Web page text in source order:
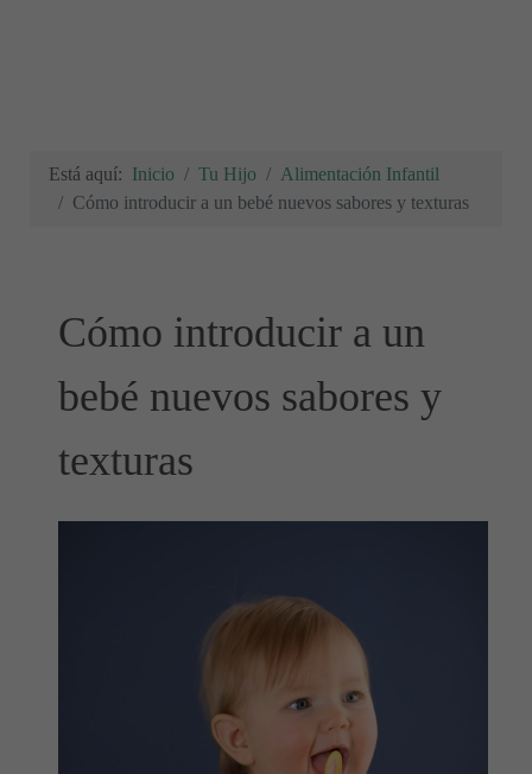
Está aquí: Inicio Tu Hijo
Alimentación Infantil
Cómo introducir a un bebé nuevos sabores y texturas
Cómo introducir a un
bebé nuevos sabores y
texturas